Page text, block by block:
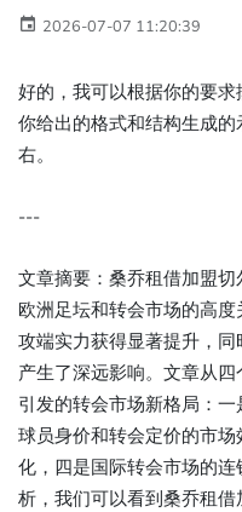
2026-07-07 11:20:39
好的，我可以根据你的要
你给出的格式和结构生成
右。
---
文章摘要：桑乔租借加盟
欧洲足坛和转会市场的高
攻端实力获得显著提升，
产生了深远影响。文章从
引发的转会市场新格局：
球员身价和转会定价的市
化，四是国际转会市场的
析，我们可以看到桑乔租